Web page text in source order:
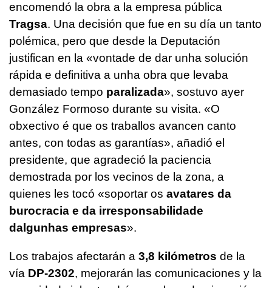
encomendó la obra a la empresa pública
Tragsa. Una decisión que fue en su día un tanto
polémica, pero que desde la Deputación
justifican en la «vontade de dar unha solución
rápida e definitiva a unha obra que levaba
demasiado tempo paralizada», sostuvo ayer
González Formoso durante su visita. «O
obxectivo é que os traballos avancen canto
antes, con todas as garantías», añadió el
presidente, que agradeció la paciencia
demostrada por los vecinos de la zona, a
quienes les tocó «soportar os avatares da
burocracia e da irresponsabilidade
dalgunhas empresas».
Los trabajos afectarán a 3,8 kilómetros de la
vía DP-2302, mejorarán las comunicaciones y la